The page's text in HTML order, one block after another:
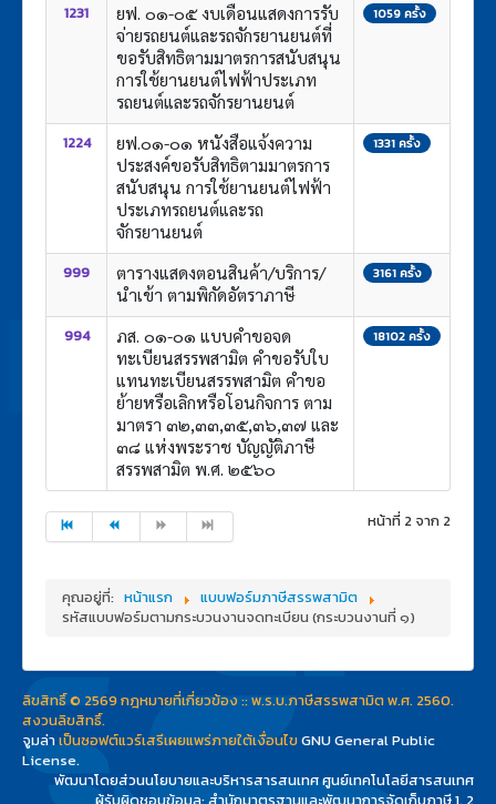
1231
ยฟ. ๐๑-๐๕ งบเดือนแสดงการรับ
จ่ายรถยนต์และรถจักรยานยนต์ที่
ขอรับสิทธิตามมาตรการสนับสนุน
การใช้ยานยนต์ไฟฟ้าประเภท
รถยนต์และรถจักรยานยนต์
1059 ครั้ง
1224
ยฟ.๐๑-๐๑ หนังสือแจ้งความ
ประสงค์ขอรับสิทธิตามมาตรการ
สนับสนุน การใช้ยานยนต์ไฟฟ้า
ประเภทรถยนต์และรถ
จักรยานยนต์
1331 ครั้ง
999
ตารางแสดงตอนสินค้า/บริการ/
นำเข้า ตามพิกัดอัตราภาษี
3161 ครั้ง
994
ภส. ๐๑-๐๑ แบบคำขอจด
ทะเบียนสรรพสามิต คำขอรับใบ
แทนทะเบียนสรรพสามิต คำขอ
ย้ายหรือเลิกหรือโอนกิจการ ตาม
มาตรา ๓๒,๓๓,๓๕,๓๖,๓๗ และ
๓๘ แห่งพระราช บัญญัติภาษี
สรรพสามิต พ.ศ. ๒๕๖๐
18102 ครั้ง
หน้าที่ 2 จาก 2
คุณอยู่ที่: หน้าแรก
แบบฟอร์มภาษีสรรพสามิต
รหัสแบบฟอร์มตามกระบวนงานจดทะเบียน (กระบวนงานที่ ๑)
ลิขสิทธิ์ © 2569 กฎหมายที่เกี่ยวข้อง :: พ.ร.บ.ภาษีสรรพสามิต พ.ศ. 2560.
สงวนลิขสิทธิ์.
จูมล่าเป็นซอฟต์แวร์เสรีเผยแพร่ภายใต้เงื่อนไขGNU General Public
License.
พัฒนาโดยส่วนนโยบายและบริหารสารสนเทศ ศูนย์เทคโนโลยีสารสนเทศ